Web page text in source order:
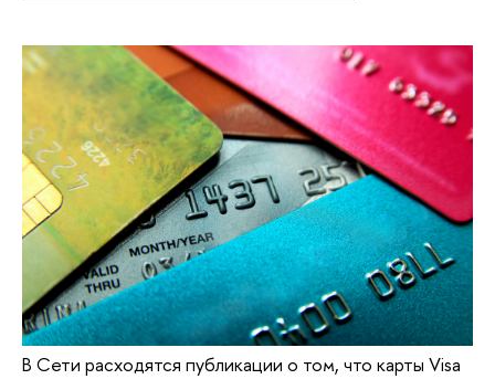
В Сети расходятся публикации о том, что карты Visa